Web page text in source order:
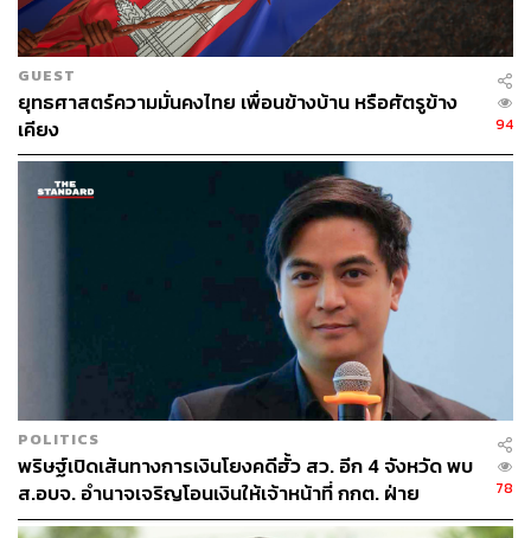
GUEST
ยุทธศาสตร์ความมั่นคงไทย เพื่อนข้างบ้าน หรือศัตรูข้าง
เคียง
94
POLITICS
พริษฐ์เปิดเส้นทางการเงินโยงคดีฮั้ว สว. อีก 4 จังหวัด พบ
ส.อบจ. อำนาจเจริญโอนเงินให้เจ้าหน้าที่ กกต. ฝ่าย
สืบสวน
78